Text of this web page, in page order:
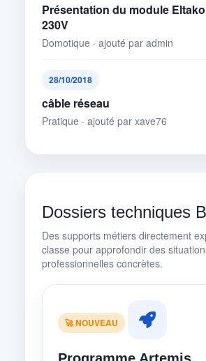
Présentation du module
230V
Domotique · ajouté par admin
28/10/2018
câble réseau
Pratique · ajouté par xave76
Dossiers techniques
Des supports métiers directement
classe pour approfondir des
professionnelles concrètes.
🚀 NOUVEAU